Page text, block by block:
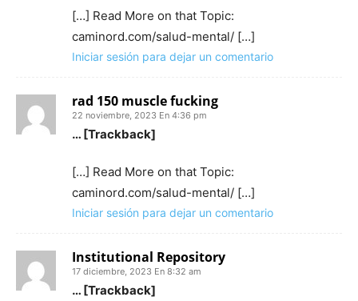
[…] Read More on that Topic:
caminord.com/salud-mental/ […]
Iniciar sesión para dejar un comentario
rad 150 muscle fucking
22 noviembre, 2023 En 4:36 pm
… [Trackback]
[…] Read More on that Topic:
caminord.com/salud-mental/ […]
Iniciar sesión para dejar un comentario
Institutional Repository
17 diciembre, 2023 En 8:32 am
… [Trackback]